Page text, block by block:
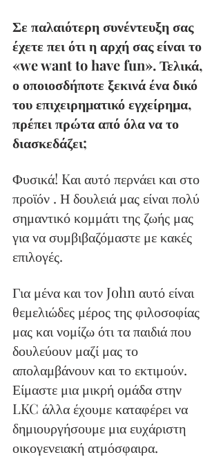
Σε παλαιότερη συνέντευξη σας
έχετε πει ότι η αρχή σας είναι το
«we want to have fun». Τελικά,
ο οποιοσδήποτε ξεκινά ένα δικό
του επιχειρηματικό εγχείρημα,
πρέπει πρώτα από όλα να το
διασκεδάζει;
Φυσικά! Kαι αυτό περνάει και στο
προϊόν . Η δουλειά μας είναι πολύ
σημαντικό κομμάτι της ζωής μας
για να συμβιβαζόμαστε με κακές
επιλογές.
Για μένα και τον John αυτό είναι
θεμελιώδες μέρος της φιλοσοφίας
μας και νομίζω ότι τα παιδιά που
δουλεύουν μαζί μας το
απολαμβάνουν και το εκτιμούν.
Είμαστε μια μικρή ομάδα στην
LKC άλλα έχουμε καταφέρει να
δημιουργήσουμε μια ευχάριστη
οικογενειακή ατμόσφαιρα.